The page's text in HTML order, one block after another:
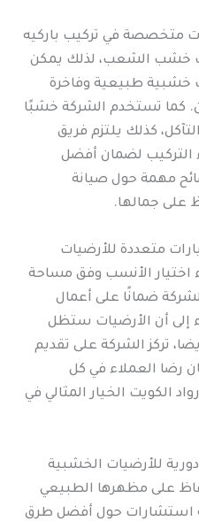
متخصصة في تركيب باركيه
خشب الشعب، لذلك يمكن
خشبية طبيعية وفاخرة
كما تستخدم الشركة خشبًا
كذلك يلتزم فريق
التركيب لضمان أفضل
مهمة حول صيانة
على جمالها.
متعددة للأرضيات
اختيار الأنسب وفق مساحة
ضمانًا على أعمال
إلى أن الأرضيات ستظل
تركز الشركة على تقديم
رضا العملاء في كل
الكويت الخيار المثالي في
للأرضيات الخشبية
على مظهرها الطبيعي
استشارات حول أفضل طرق